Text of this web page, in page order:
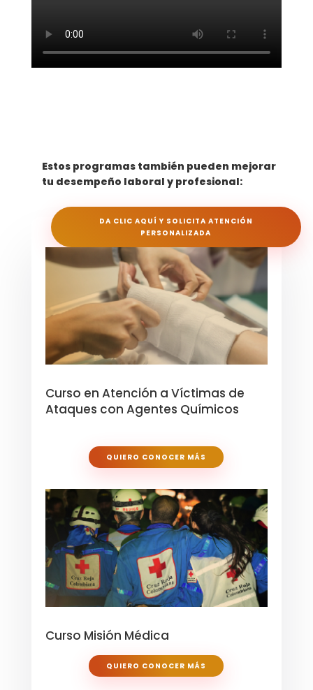
DA CLIC AQUÍ Y SOLICITA ATENCIÓN
PERSONALIZADA
Estos programas también pueden mejorar
tu desempeño laboral y profesional:
Curso en Atención a Víctimas de
Ataques con Agentes Químicos
QUIERO CONOCER MÁS
Curso Misión Médica
QUIERO CONOCER MÁS